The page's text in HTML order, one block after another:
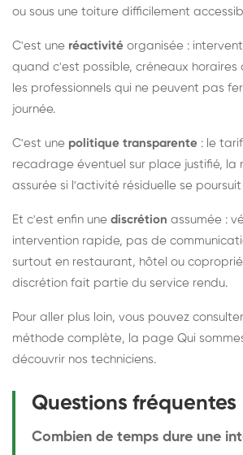
ou sous une toiture difficilement
C'est une réactivité organisée :
quand c'est possible, créneaux
les professionnels qui ne peuvent pas
journée.
C'est une politique transparente : le
recadrage éventuel sur place justifié, la
assurée si l'activité résiduelle se
Et c'est enfin une discrétion assumée :
intervention rapide, pas de
surtout en restaurant, hôtel ou
discrétion fait partie du service rendu.
Pour aller plus loin, vous pouvez
méthode complète, la page Qui
découvrir nos techniciens.
Questions fréquentes
Combien de temps dure une